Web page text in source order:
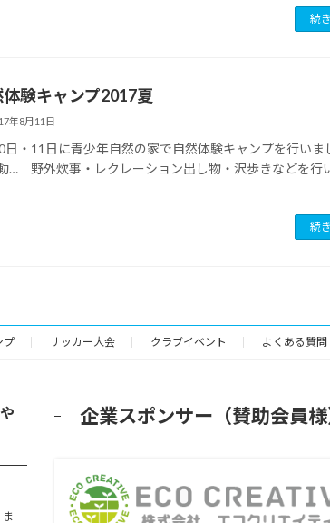
続
体験キャンプ2017夏
年8月11日
日・11日に青少年自然の家で自然体験キャンプを行いま
… 野外炊事・レクレーション出し物・沢歩きなどを行
続
プ サッカー大会 クラブイベント よくある質問
企業スポンサー（賛助会員様